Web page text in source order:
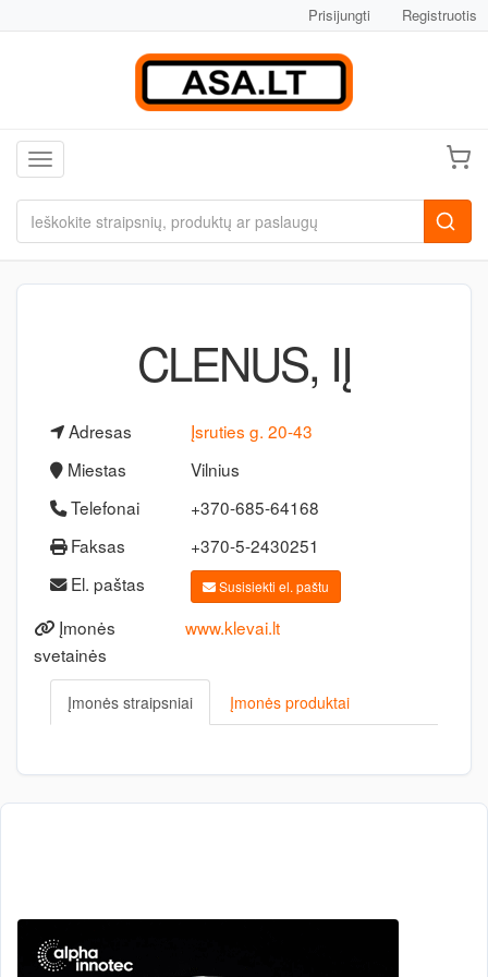
Prisijungti Registruotis
Toggle navigation
CLENUS, IĮ
Adresas
Įsruties g. 20-43
Miestas
Vilnius
Telefonai
+370-685-64168
Faksas
+370-5-2430251
El. paštas
Susisiekti el. paštu
Įmonės
svetainės
www.klevai.lt
Įmonės straipsniai Įmonės produktai